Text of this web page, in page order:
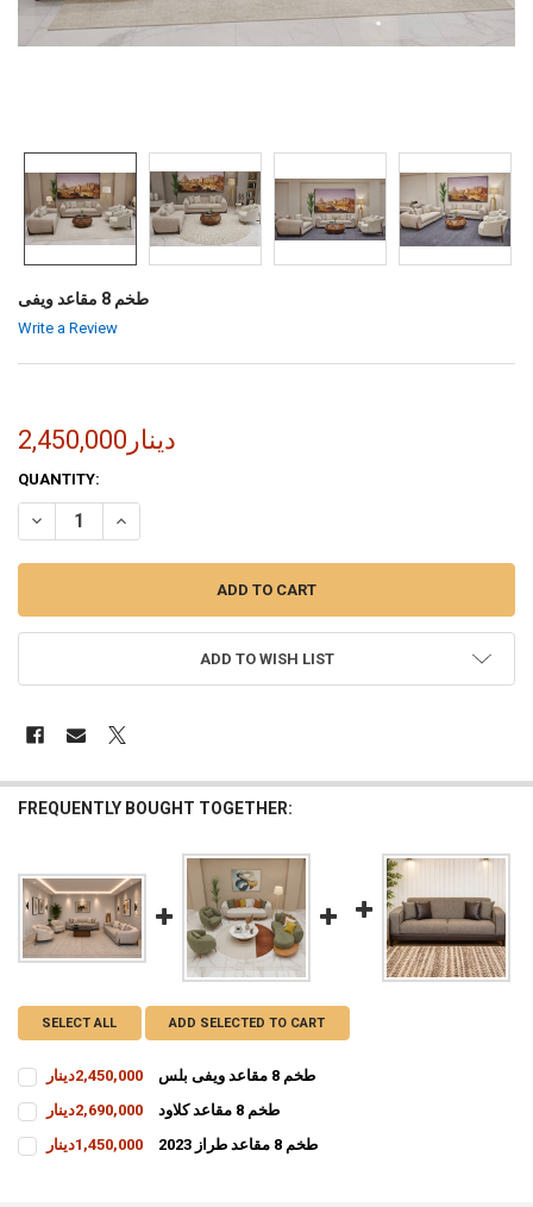
طخم 8 مقاعد ويفى
Write a Review
2,450,000دينار
CURRENT
STOCK:
QUANTITY:
ADD TO WISH LIST
FREQUENTLY BOUGHT TOGETHER:
SELECT ALL ADD SELECTED TO CART
طخم 8 مقاعد ويفى بلس
2,450,000دينار
CURRENT
STOCK:
QUANTITY:
طخم 8 مقاعد كلاود
2,690,000دينار
CURRENT
STOCK:
QUANTITY:
طخم 8 مقاعد طراز 2023
1,450,000دينار